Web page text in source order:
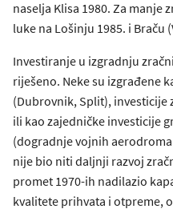
naselja Klisa 1980. Za manje
luke na Lošinju 1985. i Braču
Investiranje u izgradnju
riješeno. Neke su izgrađene
(Dubrovnik, Split), investicije
ili kao zajedničke investicije
(dogradnje vojnih
nije bio niti daljnji razvoj
promet 1970-ih nadilazio
kvalitete prihvata i otpreme,